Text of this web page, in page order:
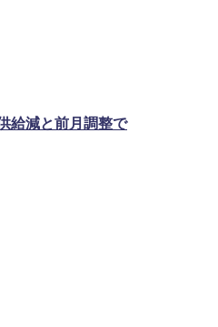
給減と前月調整で